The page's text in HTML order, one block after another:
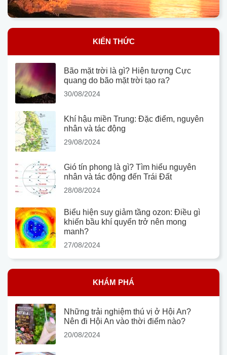
KIẾN THỨC
Bão mặt trời là gì? Hiện tượng Cực
quang do bão mặt trời tạo ra?
30/08/2024
Khí hậu miền Trung: Đặc điểm, nguyên
nhân và tác động
29/08/2024
Gió tín phong là gì? Tìm hiểu nguyên
nhân và tác động đến Trái Đất
28/08/2024
Biểu hiện suy giảm tầng ozon: Điều gì
khiến bầu khí quyển trở nên mong
manh?
27/08/2024
KHÁM PHÁ
Những trải nghiệm thú vị ở Hội An?
Nên đi Hội An vào thời điểm nào?
20/08/2024